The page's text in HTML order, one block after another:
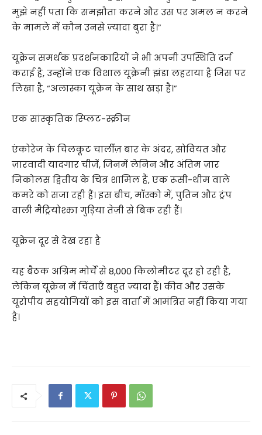
मुझे नहीं पता कि समझौता करने और उस पर अमल न करने
के मामले में कौन उनसे ज़्यादा बुरा है।”
यूक्रेन समर्थक प्रदर्शनकारियों ने भी अपनी उपस्थिति दर्ज
कराई है, उन्होंने एक विशाल यूक्रेनी झंडा लहराया है जिस पर
लिखा है, “अलास्का यूक्रेन के साथ खड़ा है।”
एक सांस्कृतिक स्प्लिट-स्क्रीन
एंकोरेज के चिलकूट चार्लीज़ बार के अंदर, सोवियत और
ज़ारवादी यादगार चीज़ें, जिनमें लेनिन और अंतिम ज़ार
निकोलस द्वितीय के चित्र शामिल हैं, एक रूसी-थीम वाले
कमरे को सजा रही हैं। इस बीच, मॉस्को में, पुतिन और ट्रंप
वाली मैट्रियोश्का गुड़िया तेज़ी से बिक रही हैं।
यूक्रेन दूर से देख रहा है
यह बैठक अग्रिम मोर्चे से 8,000 किलोमीटर दूर हो रही है,
लेकिन यूक्रेन में चिंताएँ बहुत ज़्यादा हैं। कीव और उसके
यूरोपीय सहयोगियों को इस वार्ता में आमंत्रित नहीं किया गया
है।